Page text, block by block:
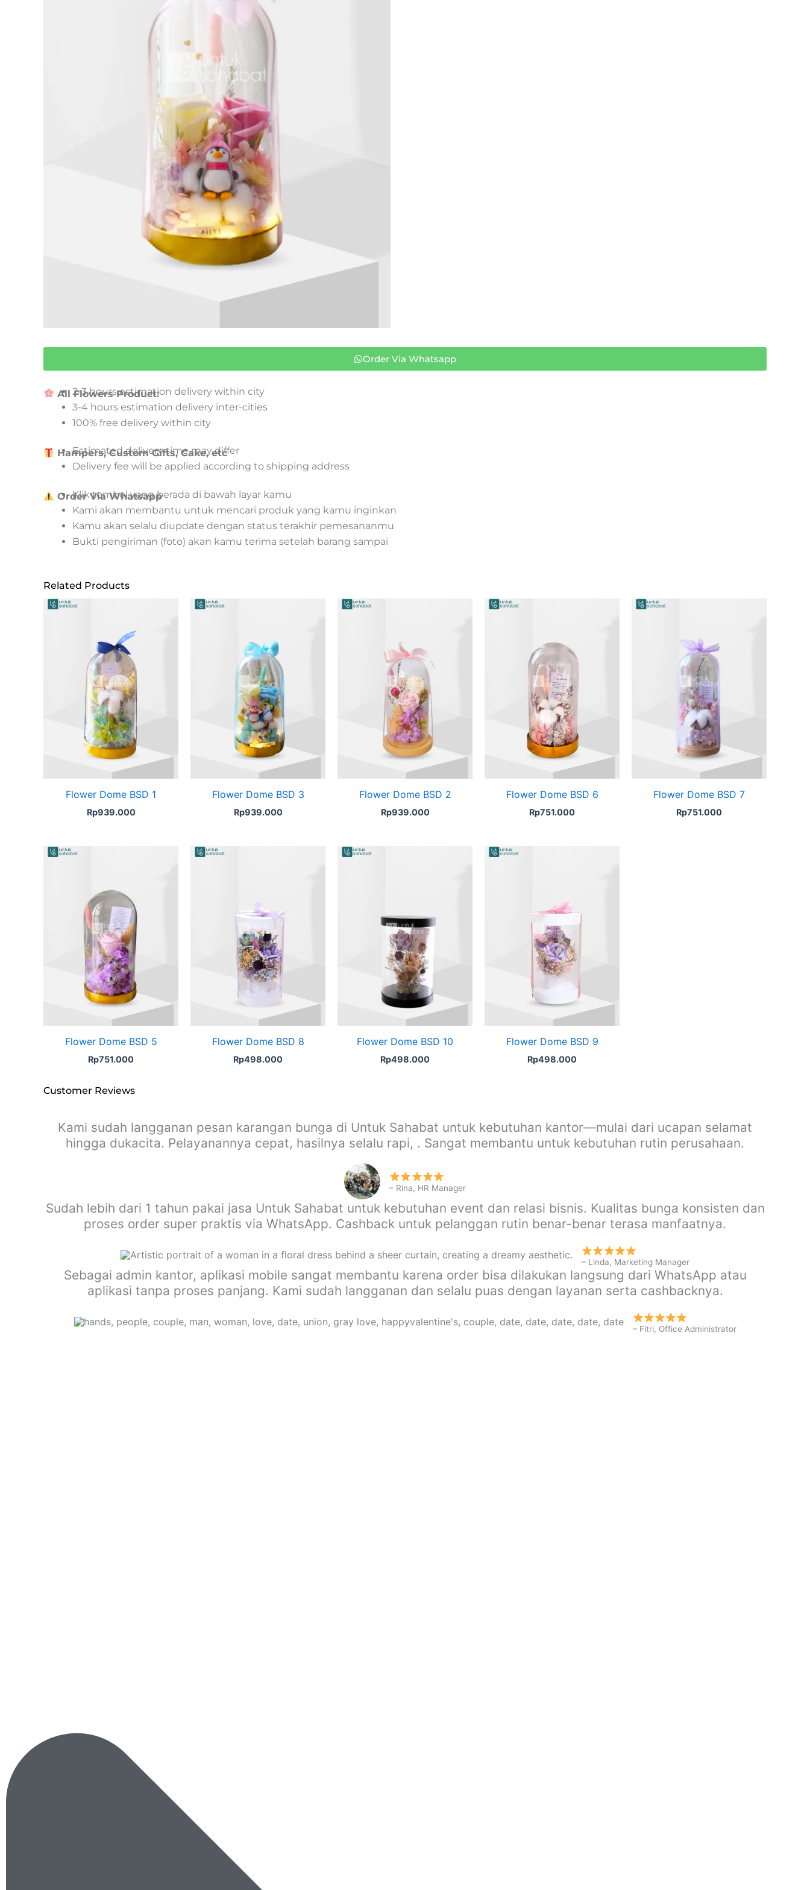
Order Via Whatsapp
All Flowers Product:
2-3 hours estimation delivery within city
3-4 hours estimation delivery inter-cities
100% free delivery within city
Hampers, Custom Gifts, Cake, etc
Estimated delivery time may differ
Delivery fee will be applied according to shipping address
Order Via Whatsapp
Klik tombol yang berada di bawah layar kamu
Kami akan membantu untuk mencari produk yang kamu inginkan
Kamu akan selalu diupdate dengan status terakhir pemesananmu
Bukti pengiriman (foto) akan kamu terima setelah barang sampai
Related Products
Flower Dome BSD 1
Rp939.000
Flower Dome BSD 3
Rp939.000
Flower Dome BSD 2
Rp939.000
Flower Dome BSD 6
Rp751.000
Flower Dome BSD 7
Rp751.000
Flower Dome BSD 5
Rp751.000
Flower Dome BSD 8
Rp498.000
Flower Dome BSD 10
Rp498.000
Flower Dome BSD 9
Rp498.000
Customer Reviews
Kami sudah langganan pesan karangan bunga di Untuk Sahabat untuk kebutuhan kantor—mulai dari ucapan selamat
hingga dukacita. Pelayanannya cepat, hasilnya selalu rapi, . Sangat membantu untuk kebutuhan rutin perusahaan.
– Rina, HR Manager
Sudah lebih dari 1 tahun pakai jasa Untuk Sahabat untuk kebutuhan event dan relasi bisnis. Kualitas bunga konsisten dan
proses order super praktis via WhatsApp. Cashback untuk pelanggan rutin benar-benar terasa manfaatnya.
– Linda, Marketing Manager
Sebagai admin kantor, aplikasi mobile sangat membantu karena order bisa dilakukan langsung dari WhatsApp atau
aplikasi tanpa proses panjang. Kami sudah langganan dan selalu puas dengan layanan serta cashbacknya.
– Fitri, Office Administrator